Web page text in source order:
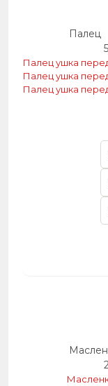
Палец
Палец ушка
Палец ушка
Палец ушка